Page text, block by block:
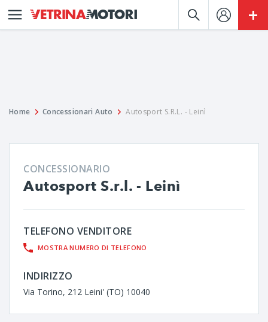
Home Concessionari Auto Autosport S.R.L. - Leinì
CONCESSIONARIO
Autosport S.r.l. - Leinì
TELEFONO VENDITORE
MOSTRA NUMERO DI TELEFONO
INDIRIZZO
Via Torino, 212 Leini' (TO) 10040